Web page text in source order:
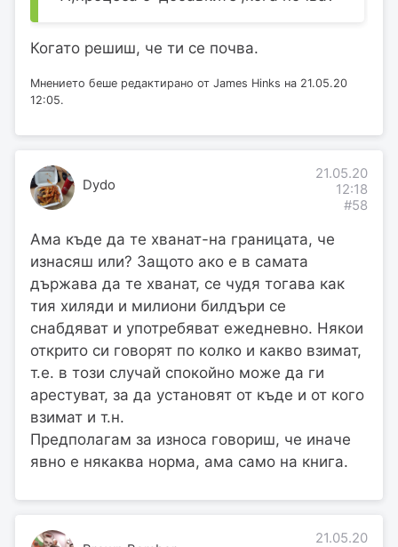
Когато решиш, че ти се почва.
Мнението беше редактирано от James Hinks на 21.05.20
12:05.
Dydo
21.05.20
12:18
#58
Ама къде да те хванат-на границата, че
изнасяш или? Защото ако е в самата
държава да те хванат, се чудя тогава как
тия хиляди и милиони билдъри се
снабдяват и употребяват ежедневно. Някои
открито си говорят по колко и какво взимат,
т.е. в този случай спокойно може да ги
арестуват, за да установят от къде и от кого
взимат и т.н.
Предполагам за износа говориш, че иначе
явно е някаква норма, ама само на книга.
21.05.20